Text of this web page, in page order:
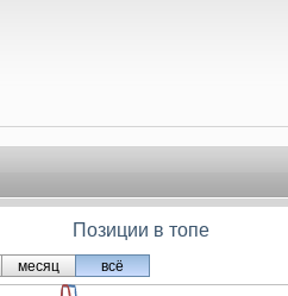
Позиции в топе
месяц всё